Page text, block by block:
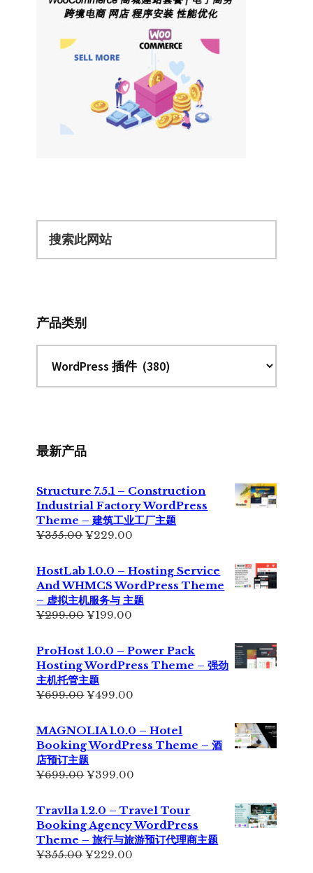
产品类别
最新产品
Structure 7.5.1 – Construction
Industrial Factory WordPress
Theme – 建筑工业工厂主题
¥355.00原
为：
¥355.00。
¥229.00
价
格
为：
¥229.00。
HostLab 1.0.0 – Hosting Service
And WHMCS WordPress Theme
– 虚拟主机服务与 主题
¥299.00原
为：
¥299.00。
¥199.00
价
格
为：
ProHost 1.0.0 – Power Pack
Hosting WordPress Theme – 强劲
主机托管主题
¥699.00原
为：
¥699.00。
¥499.00
价
格
为：
MAGNOLIA 1.0.0 – Hotel
Booking WordPress Theme – 酒
店预订主题
¥699.00原
为：
¥699.00。
¥399.00
格
为：
¥399.00。
Travlla 1.2.0 – Travel Tour
Booking Agency WordPress
Theme – 旅行与旅游预订代理商主题
¥355.00原
¥229.00